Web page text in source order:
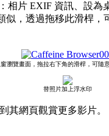
片 EXIF 資訊、設
似，透過拖移此滑桿，
瀏覽畫面，拖拉右下角的滑桿，可隨
替照片加上浮水印
其網頁觀賞更多影片。